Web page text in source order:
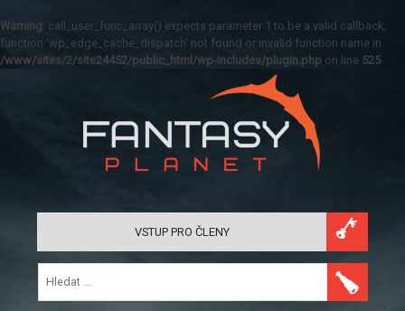
Warning: call_user_func_array() expects parameter 1 to be a valid callback,
function 'wp_edge_cache_dispatch' not found or invalid function name in
/www/sites/2/site24452/public_html/wp-includes/plugin.php on line 525
VSTUP PRO ČLENY